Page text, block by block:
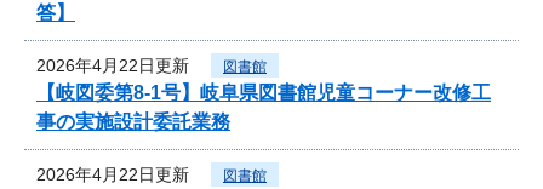
答】
2026年4月22日更新 図書館
【岐図委第8-1号】岐阜県図書館児童コーナー改修工
事の実施設計委託業務
2026年4月22日更新 図書館